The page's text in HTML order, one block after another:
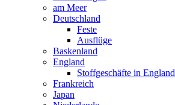
am Meer
Deutschland
Feste
Ausflüge
Baskenland
England
Stoffgeschäfte in England
Frankreich
Japan